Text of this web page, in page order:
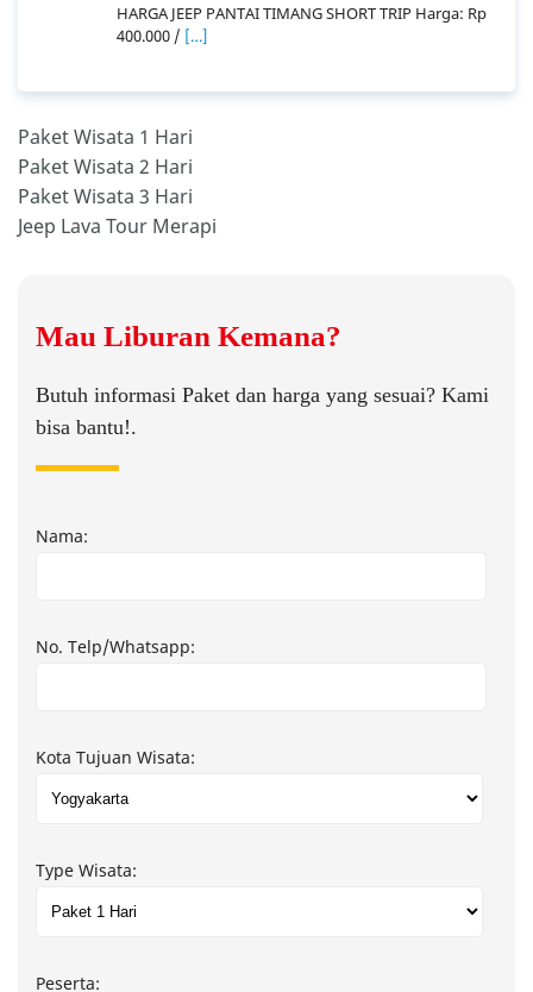
HARGA JEEP PANTAI TIMANG SHORT TRIP Harga: Rp
400.000 / […]
Paket Wisata 1 Hari
Paket Wisata 2 Hari
Paket Wisata 3 Hari
Jeep Lava Tour Merapi
Mau Liburan Kemana?
Butuh informasi Paket dan harga yang sesuai? Kami
bisa bantu!.
Nama:
No. Telp/Whatsapp:
Kota Tujuan Wisata:
Type Wisata:
Peserta: